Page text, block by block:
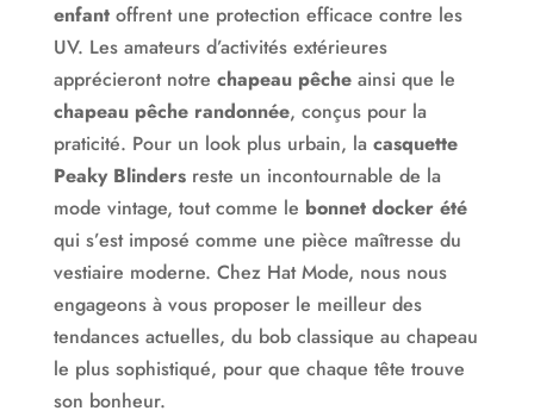
Notre politique est de simplifier au mieux vos
recherches en sélectionnant pour vous le meilleur du
chapeau, casquette, bonnet… à des prix attractifs.
Grâce aux nombreuses fenêtres thématiques du site
vous serez guidé de façon agréable et intuitif à
concrétiser en peu de temps et efficacement votre
choix.
Pour accompagner votre sélection et parfaire votre
style Hat-mode vous propose également des
accessoires de qualité : Parapluie, Echarpe, Foulard,
Bandana-Headband, Bibi Fascinator, Serre-tête,
Ensemble… ainsi que des blogs utiles de conseils
enfantoffrent une protection efficace contre les
UV. Les amateurs d’activités extérieures
apprécieront notre chapeau pêcheainsi que le
chapeau pêche randonnée, conçus pour la
praticité. Pour un look plus urbain, la casquette
Peaky Blindersreste un incontournable de la
mode vintage, tout comme le bonnet docker été
qui s’est imposé comme une pièce maîtresse du
vestiaire moderne. Chez Hat Mode, nous nous
engageons à vous proposer le meilleur des
tendances actuelles, du bob classique au chapeau
le plus sophistiqué, pour que chaque tête trouve
son bonheur.